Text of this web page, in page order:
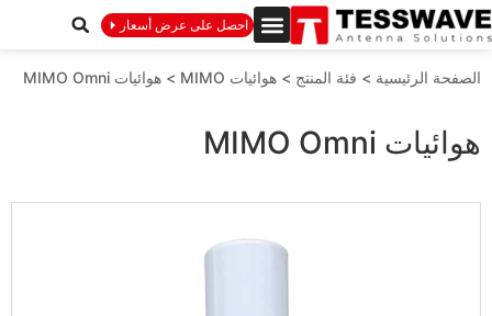
احصل على عرض أسعار
الصفحة الرئيسية > فئة المنتج > هوائيات MIMO > هوائيات MIMO Omni
هوائيات MIMO Omni